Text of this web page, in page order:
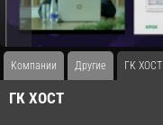
Компании Другие ГК ХОСТ
ГК ХОСТ